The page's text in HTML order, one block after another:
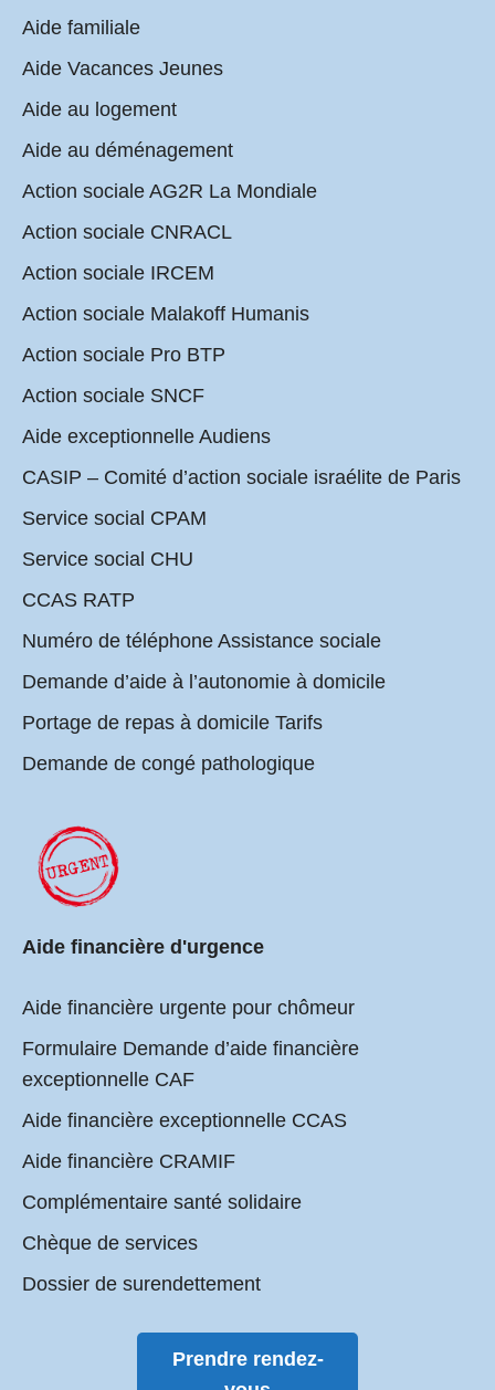
Aide familiale
Aide Vacances Jeunes
Aide au logement
Aide au déménagement
Action sociale AG2R La Mondiale
Action sociale CNRACL
Action sociale IRCEM
Action sociale Malakoff Humanis
Action sociale Pro BTP
Action sociale SNCF
Aide exceptionnelle Audiens
CASIP – Comité d’action sociale israélite de Paris
Service social CPAM
Service social CHU
CCAS RATP
Numéro de téléphone Assistance sociale
Demande d’aide à l’autonomie à domicile
Portage de repas à domicile Tarifs
Demande de congé pathologique
Aide financière d'urgence
Aide financière urgente pour chômeur
Formulaire Demande d’aide financière
exceptionnelle CAF
Aide financière exceptionnelle CCAS
Aide financière CRAMIF
Complémentaire santé solidaire
Chèque de services
Dossier de surendettement
Prendre rendez-